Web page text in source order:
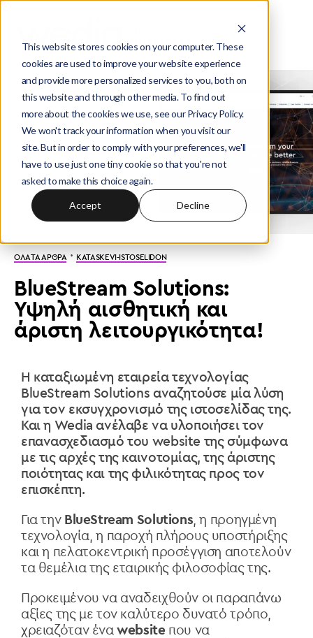
This website stores cookies on your computer. These
cookies are used to improve your website experience
and provide more personalized services to you, both on
this website and through other media. To find out
more about the cookies we use, see our Privacy Policy.
We won't track your information when you visit our
site. But in order to comply with your preferences, we'll
have to use just one tiny cookie so that you're not
asked to make this choice again.
Accept Decline
ΟΛΑ ΤΑ ΑΡΘΡΑ· KATASKEVI-ISTOSELIDON
BlueStream Solutions:
Υψηλή αισθητική και
άριστη λειτουργικότητα!
Η καταξιωμένη εταιρεία τεχνολογίας
BlueStream Solutions αναζητούσε μία λύση
για τον εκσυγχρονισμό της ιστοσελίδας της.
Και η Wedia ανέλαβε να υλοποιήσει τον
επανασχεδιασμό του website της σύμφωνα
με τις αρχές της καινοτομίας, της άριστης
ποιότητας και της φιλικότητας προς τον
επισκέπτη.
Για την BlueStream Solutions , η προηγμένη
τεχνολογία, η παροχή πλήρους υποστήριξης
και η πελατοκεντρική προσέγγιση αποτελούν
τα θεμέλια της εταιρικής φιλοσοφίας της.
Προκειμένου να αναδειχθούν οι παραπάνω
αξίες της με τον καλύτερο δυνατό τρόπο,
χρειαζόταν έναwebsite που να